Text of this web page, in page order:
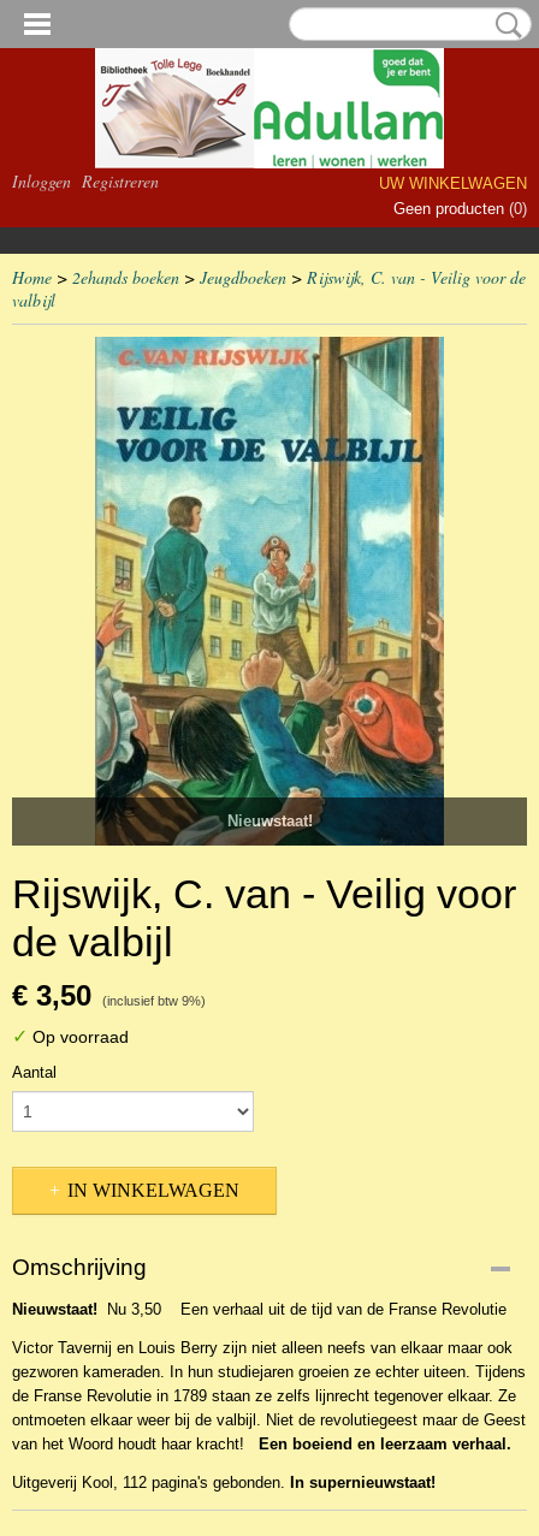
Inloggen Registreren
UW WINKELWAGEN
Geen producten (0)
Home > 2ehands boeken > Jeugdboeken > Rijswijk, C. van - Veilig voor de
valbijl
Nieuwstaat!
Rijswijk, C. van - Veilig voor
de valbijl
€ 3,50 (inclusief btw 9%)
✓ Op voorraad
Aantal
IN WINKELWAGEN
Omschrijving
Nieuwstaat! Nu 3,50 Een verhaal uit de tijd van de Franse Revolutie
Victor Tavernij en Louis Berry zijn niet alleen neefs van elkaar maar ook
gezworen kameraden. In hun studiejaren groeien ze echter uiteen. Tijdens
de Franse Revolutie in 1789 staan ze zelfs lijnrecht tegenover elkaar. Ze
ontmoeten elkaar weer bij de valbijl. Niet de revolutiegeest maar de Geest
van het Woord houdt haar kracht!
Een boeiend en leerzaam verhaal.
Uitgeverij Kool, 112 pagina's gebonden. In supernieuwstaat!